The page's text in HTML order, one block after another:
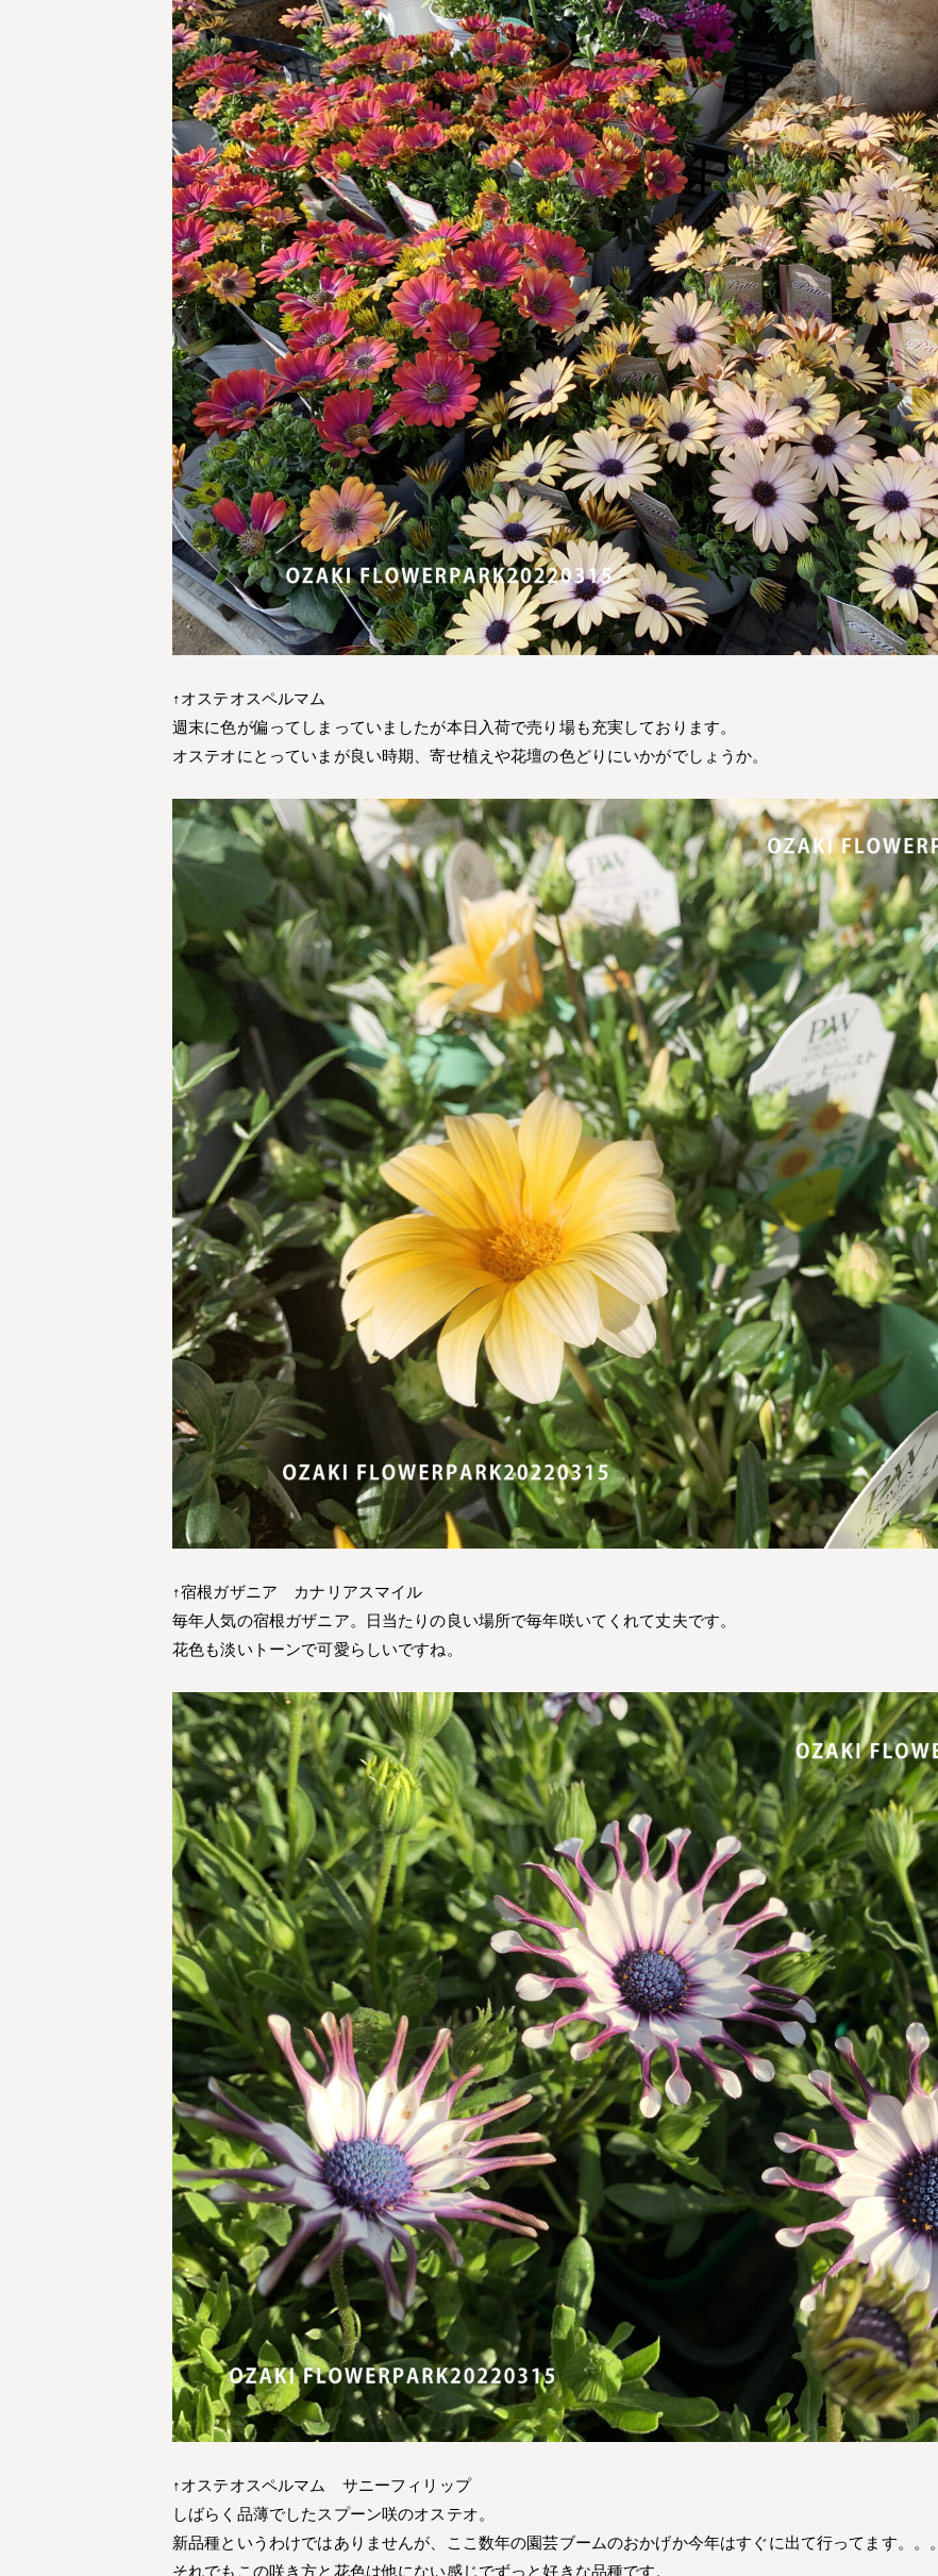
↑オステオスペルマム
週末に色が偏ってしまっていましたが本日入荷で売り場も充実しております。
オステオにとっていまが良い時期、寄せ植えや花壇の色どりにいかがでしょうか。
↑宿根ガザニア カナリアスマイル
毎年人気の宿根ガザニア。日当たりの良い場所で毎年咲いてくれて丈夫です。
花色も淡いトーンで可愛らしいですね。
↑オステオスペルマム サニーフィリップ
しばらく品薄でしたスプーン咲のオステオ。
新品種というわけではありませんが、ここ数年の園芸ブームのおかげか今年はすぐに出て行ってます。。。
それでもこの咲き方と花色は他にない感じでずっと好きな品種です。